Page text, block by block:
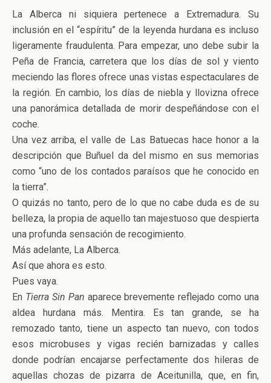
La Alberca ni siquiera pertenece a Extremadura. Su
inclusión en el “espíritu” de la leyenda hurdana es incluso
ligeramente fraudulenta. Para empezar, uno debe subir la
Peña de Francia, carretera que los días de sol y viento
meciendo las flores ofrece unas vistas espectaculares de
la región. En cambio, los días de niebla y llovizna ofrece
una panorámica detallada de morir despeñándose con el
coche.
Una vez arriba, el valle de Las Batuecas hace honor a la
descripción que Buñuel da del mismo en sus memorias
como “uno de los contados paraísos que he conocido en
la tierra”.
O quizás no tanto, pero de lo que no cabe duda es de su
belleza, la propia de aquello tan majestuoso que despierta
una profunda sensación de recogimiento.
Más adelante, La Alberca.
Así que ahora es esto.
Pues vaya.
En Tierra Sin Pan aparece brevemente reflejado como una
aldea hurdana más. Mentira. Es tan grande, se ha
remozado tanto, tiene un aspecto tan nuevo, con todos
esos microbuses y vigas recién barnizadas y calles
donde podrían encajarse perfectamente dos hileras de
aquellas chozas de pizarra de Aceitunilla, que, en fin,